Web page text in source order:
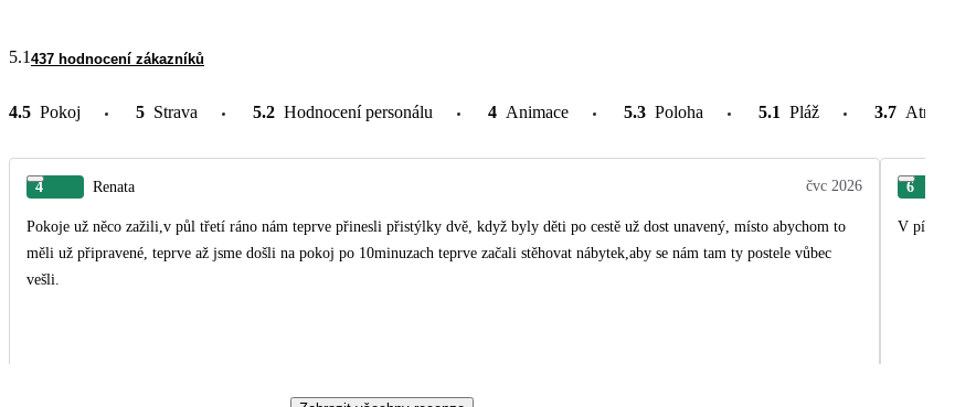
5.1 437 hodnocení zákazníků
4.5 Pokoj 5 Strava 5.2 Hodnocení personálu 4 Animace 5.3 Poloha 5.1 Pláž 3.7 Atrakce v
4 Renata čvc 2026
Pokoje už něco zažili,v půl třetí ráno nám teprve přinesli přistýlky dvě, když byly děti po cestě už dost unavený, místo abychom to
měli už připravené, teprve až jsme došli na pokoj po 10minuzach teprve začali stěhovat nábytek,aby se nám tam ty postele vůbec
vešli.
6
V